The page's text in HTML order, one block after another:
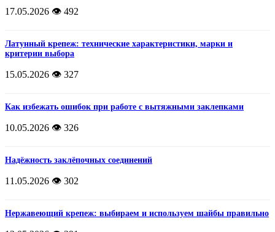
17.05.2026 👁️ 492
Латунный крепеж: технические характеристики, марки и
критерии выбора
15.05.2026 👁️ 327
Как избежать ошибок при работе с вытяжными заклепками
10.05.2026 👁️ 326
Надёжность заклёпочных соединений
11.05.2026 👁️ 302
Нержавеющий крепеж: выбираем и используем шайбы правильно